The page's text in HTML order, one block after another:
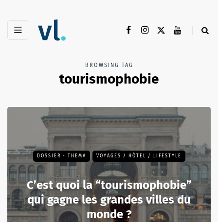
BROWSING TAG
tourismophobie
DOSSIER - THEMA VOYAGES / HÔTEL / LIFESTYLE
C’est quoi la “tourismophobie”
qui gagne les grandes villes du
monde ?